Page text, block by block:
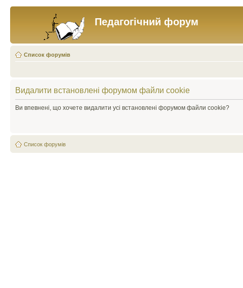
Педагогічний форум
Список форумів
Видалити встановлені форумом файли cookie
Ви впевнені, що хочете видалити усі встановлені форумом файли cookie?
Список форумів